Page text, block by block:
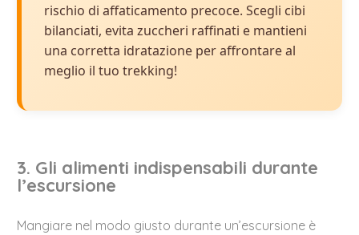
rischio di affaticamento precoce. Scegli cibi
bilanciati, evita zuccheri raffinati e mantieni
una corretta idratazione per affrontare al
meglio il tuo trekking!
3. Gli alimenti indispensabili durante
l’escursione
Mangiare nel modo giusto durante un’escursione è